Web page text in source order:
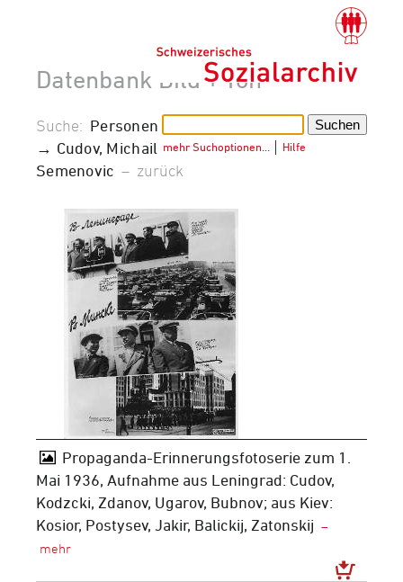
Datenbank Bild + Ton
mehr Suchoptionen… Hilfe
Suche: Personen
→ Cudov, Michail
Semenovic – zurück
Propaganda-Erinnerungsfotoserie zum 1.
Mai 1936, Aufnahme aus Leningrad: Cudov,
Kodzcki, Zdanov, Ugarov, Bubnov; aus Kiev:
Kosior, Postysev, Jakir, Balickij, Zatonskij